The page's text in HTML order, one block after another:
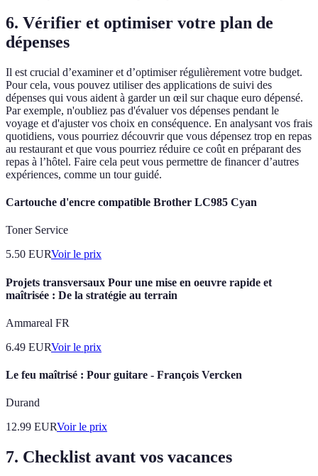
6. Vérifier et optimiser votre plan de
dépenses
Il est crucial d’examiner et d’optimiser régulièrement votre budget.
Pour cela, vous pouvez utiliser des applications de suivi des
dépenses qui vous aident à garder un œil sur chaque euro dépensé.
Par exemple, n'oubliez pas d'évaluer vos dépenses pendant le
voyage et d'ajuster vos choix en conséquence. En analysant vos frais
quotidiens, vous pourriez découvrir que vous dépensez trop en repas
au restaurant et que vous pourriez réduire ce coût en préparant des
repas à l’hôtel. Faire cela peut vous permettre de financer d’autres
expériences, comme un tour guidé.
Cartouche d'encre compatible Brother LC985 Cyan
Toner Service
5.50 EURVoir le prix
Projets transversaux Pour une mise en oeuvre rapide et
maîtrisée : De la stratégie au terrain
Ammareal FR
6.49 EURVoir le prix
Le feu maîtrisé : Pour guitare - François Vercken
Durand
12.99 EURVoir le prix
7. Checklist avant vos vacances